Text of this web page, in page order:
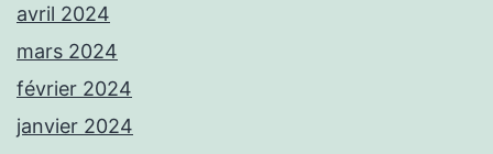
avril 2024
mars 2024
février 2024
janvier 2024